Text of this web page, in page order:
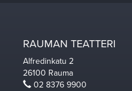
RAUMAN TEATTERI
Alfredinkatu 2
26100 Rauma
02 8376 9900